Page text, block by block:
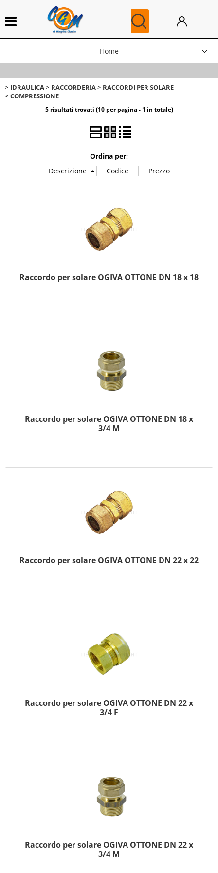
Home
Ricambi Caldaie
IDRAULICA RACCORDERIA
RACCORDI PER SOLARE
COMPRESSIONE
5 risultati trovati (10 per pagina - 1 in totale)
Ordina per:
Raccordo per solare OGIVA OTTONE DN 18 x 18
Raccordo per solare OGIVA OTTONE DN 18 x
3/4 M
Raccordo per solare OGIVA OTTONE DN 22 x 22
Raccordo per solare OGIVA OTTONE DN 22 x
3/4 F
Raccordo per solare OGIVA OTTONE DN 22 x
3/4 M